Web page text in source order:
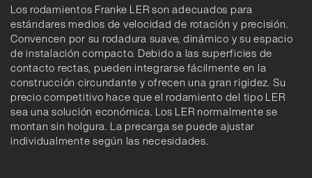
Los rodamientos Franke LER son adecuados para
estándares medios de velocidad de rotación y precisión.
Convencen por su rodadura suave, dinámico y su espacio
de instalación compacto. Debido a las superficies de
contacto rectas, pueden integrarse fácilmente en la
construcción circundante y ofrecen una gran rigidez. Su
precio competitivo hace que el rodamiento del tipo LER
sea una solución económica. Los LER normalmente se
montan sin holgura. La precarga se puede ajustar
individualmente según las necesidades.